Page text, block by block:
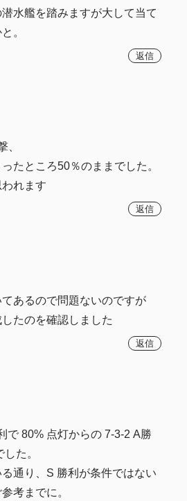
水艦を踏みますが大して当て
。
返信
、
たところ50％のままでした。
れます
返信
あるので問題ないのですが
たのを確認しました
返信
で 80% 点灯からの 7-3-2 A勝
た。
通り、S 勝利が条件ではない
考までに。